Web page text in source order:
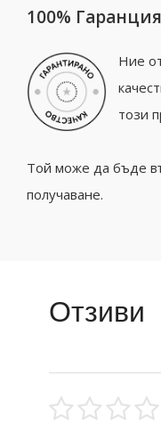
100%
Ние
този
Той може да бъде
получаване.
Отзиви